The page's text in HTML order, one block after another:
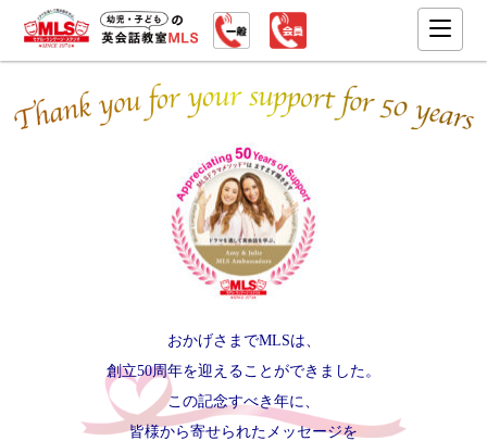
おかげさまでMLSは、
創立50周年を迎えることができました。
この記念すべき年に、
皆様から寄せられたメッセージを